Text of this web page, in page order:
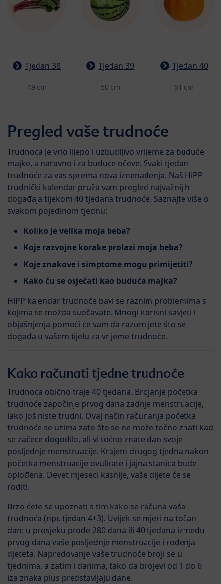
Tjedan 38
49 cm
Tjedan 39
50 cm
Tjedan 40
51 cm
Pregled vaše trudnoće
Trudnoća je vrlo lijepo i uzbudljivo vrijeme za buduće
majke, a naravno i za buduće očeve. Svaki tjedan
trudnoće za vas sprema nova iznenađenja. Naš HiPP
trudnički kalendar pruža vam pregled najvažnijih
događaja tijekom 40 tjedana trudnoće. Saznajte više o
svakom pojedinom tjednu:
Koliko je velika moja beba?
Koje razvojne korake prolazi moja beba?
Koje znakove i simptome mogu primijetiti?
Kako ću se osjećati kao buduća majka?
HiPP kalendar trudnoće bavi se raznim problemima s
kojima se možda suočavate. Mnogi korisni savjeti i
objašnjenja pomoći će vam da razumijete što se
događa u vašem tijelu za vrijeme trudnoće.
Kako računati tjedne trudnoće
Trudnoća obično traje 40 tjedana. Brojanje početka
trudnoće započinje prvog dana zadnje menstruacije,
iako još niste trudni. Ovaj način računanja početka
trudnoće se uzima zato što se ne može točno znati kad
se začeće dogodilo, ali vi točno znate dan svoje
posljednje menstruacije. Krajem drugog tjedna nakon
početka menstruacije ovulirate i jajna stanica bude
oplođena. Devet mjeseci kasnije, vaše dijete će se
roditi.
Brzo ćete se upoznati s tim kako se računa vaša
trudnoća (npr. tjedan 4+3). Uvijek se mjeri na točan
dan: u prosjeku prođe 280 dana ili 40 tjedana između
prvog dana vaše posljednje menstruacije i rođenja
djeteta. Napredovanje vaše trudnoće broji se u
tjednima, a zatim i danima, tako da brojevi od 1 do 6
iza znaka plus predstavljaju dane.